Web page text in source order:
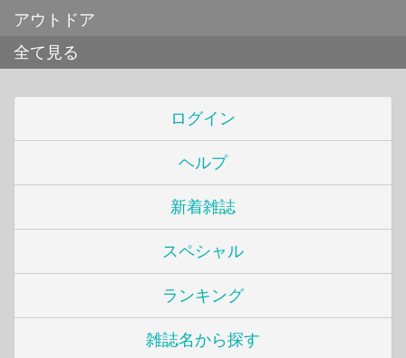
アウトドア
全て見る
ログイン
ヘルプ
新着雑誌
スペシャル
ランキング
雑誌名から探す